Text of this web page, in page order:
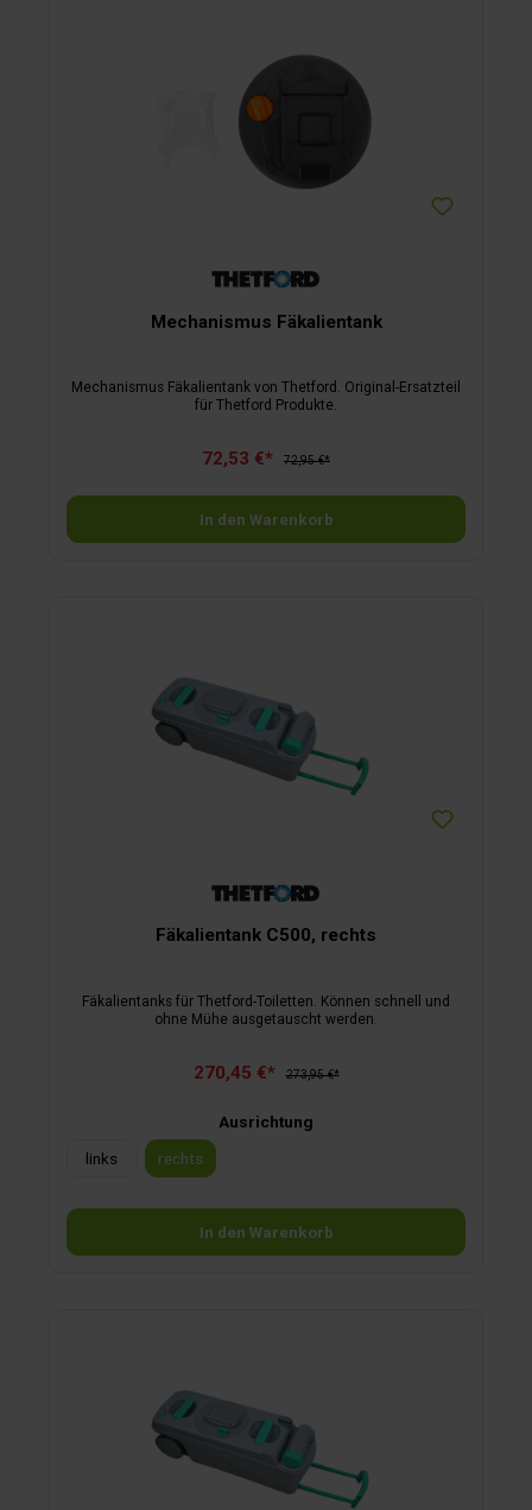
Mechanismus Fäkalientank
Mechanismus Fäkalientank von Thetford. Original-Ersatzteil
für Thetford Produkte.
72,53 €* 72,95 €*
In den Warenkorb
Fäkalientank C500, rechts
Fäkalientanks für Thetford-Toiletten. Können schnell und
ohne Mühe ausgetauscht werden.
270,45 €* 273,95 €*
Ausrichtung
links
rechts
In den Warenkorb